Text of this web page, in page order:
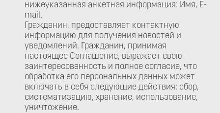
нижеуказанная анкетная информация: Имя, E-
mail.
Гражданин, предоставляет контактную
информацию для получения новостей и
уведомлений. Гражданин, принимая
настоящее Соглашение, выражает свою
заинтересованность и полное согласие, что
обработка его персональных данных может
включать в себя следующие действия: сбор,
систематизацию, хранение, использование,
уничтожение.